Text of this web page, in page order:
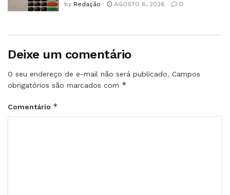
by Redação AGOSTO 6, 2026 0
Deixe um comentário
O seu endereço de e-mail não será publicado. Campos
obrigatórios são marcados com *
Comentário *